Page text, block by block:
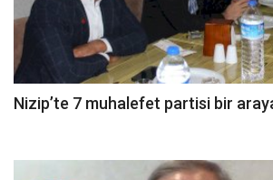
Nizip’te 7 muhalefet partisi bir